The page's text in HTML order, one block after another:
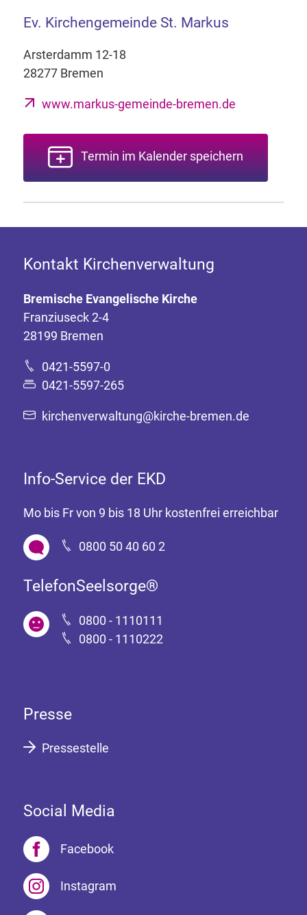
Ev. Kirchengemeinde St. Markus
Arsterdamm 12-18
28277 Bremen
www.markus-gemeinde-bremen.de
Termin im Kalender speichern
Kontakt Kirchenverwaltung
Bremische Evangelische Kirche
Franziuseck 2-4
28199 Bremen
0421-5597-0
0421-5597-265
kirchenverwaltung@kirche-bremen.de
Info-Service der EKD
Mo bis Fr von 9 bis 18 Uhr kostenfrei erreichbar
0800 50 40 60 2
TelefonSeelsorge®
0800 - 1110111
0800 - 1110222
Presse
Pressestelle
Social Media
Facebook
Instagram